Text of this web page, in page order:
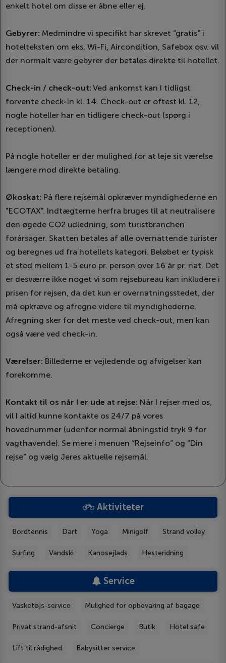
enkelt hotel om disse er åbne eller ej.
Gebyrer: Medmindre vi specifikt har skrevet ”gratis” i
hotelteksten om eks. Wi-Fi, Aircondition, Safebox osv. vil
der normalt være gebyrer der betales direkte til hotellet.
Check-in / check-out: Ved ankomst kan I tidligst
forvente check-in kl. 14. Check-out er oftest kl. 12,
nogle hoteller har en tidligere check-out (spørg i
receptionen).
På nogle hoteller er der mulighed for at leje sit værelse
længere mod direkte betaling.
Økoskat: På flere rejsemål opkræver myndighederne en
"ECOTAX". Indtægterne herfra bruges til at neutralisere
den øgede CO2 udledning, som turistbranchen
forårsager. Skatten betales af alle overnattende turister
og beregnes ud fra hotellets kategori. Beløbet er typisk
et sted mellem 1-5 euro pr. person over 16 år pr. nat. Det
er desværre ikke noget vi som rejsebureau kan inkludere i
prisen for rejsen, da det kun er overnatningsstedet, der
må opkræve og afregne videre til myndighederne.
Afregning sker for det meste ved check-out, men kan
også være ved check-in.
Værelser: Billederne er vejledende og afvigelser kan
forekomme.
Kontakt til os når I er ude at rejse: Når I rejser med os,
vil I altid kunne kontakte os 24/7 på vores
hovednummer (udenfor normal åbningstid tryk 9 for
vagthavende). Se mere i menuen ”Rejseinfo” og ”Din
rejse” og vælg Jeres aktuelle rejsemål.
Aktiviteter
Bordtennis Dart Yoga Minigolf Strand volley
Surfing Vandski Kanosejlads Hesteridning
Service
Vasketøjs-service Mulighed for opbevaring af bagage
Privat strand-afsnit Concierge Butik Hotel safe
Lift til rådighed Babysitter service